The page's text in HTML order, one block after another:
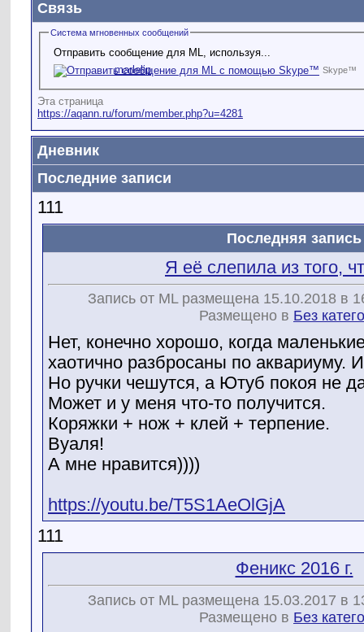
Связь
Система мгновенных сообщений
Отправить сообщение для ML, используя...
Skype™
marlelip
Эта страница
https://aqann.ru/forum/member.php?u=4281
Дневник
Последние записи
111
Последняя запись
Я её слепила из того,
Запись от ML размещена 15.10.2018 в
Размещено в Без
Нет, конечно хорошо, когда
хаотично разбросаны по аквариуму.
Но ручки чешутся, а Ютуб покоя не
Может и у меня что-то получится.
Коряжки + нож + клей + терпение.
Вуаля!
А мне нравится))))
https://youtu.be/T5S1AeOlGjA
111
Феникс 2016 г.
Запись от ML размещена 15.03.2017 в
Размещено в Без